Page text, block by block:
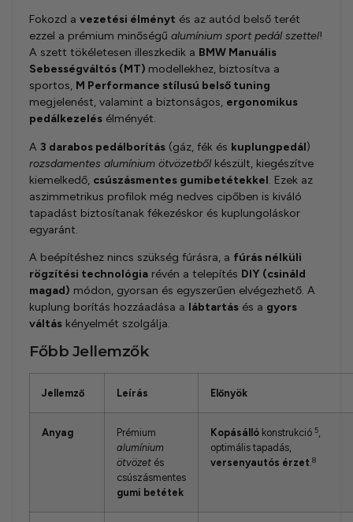
Fokozd avezetési élményt és az autód belső terét
ezzel a prémium minőségűalumínium sport pedál szettel!
A szett tökéletesen illeszkedik a BMW Manuális
Sebességváltós (MT) modellekhez, biztosítva a
sportos, M Performance stílusú belső tuning
megjelenést, valamint a biztonságos, ergonomikus
pedálkezelés élményét.
A3 darabos pedálborítás (gáz, fék és kuplungpedál)
rozsdamentes alumínium ötvözetből készült, kiegészítve
kiemelkedő, csúszásmentes gumibetétekkel. Ezek az
aszimmetrikus profilok még nedves cipőben is kiváló
tapadást biztosítanak fékezéskor és kuplungoláskor
egyaránt.
A beépítéshez nincs szükség fúrásra, a fúrás nélküli
rögzítési technológia révén a telepítés DIY (csináld
magad) módon, gyorsan és egyszerűen elvégezhető. A
kuplung borítás hozzáadása a lábtartás és a gyors
váltás kényelmét szolgálja.
Főbb Jellemzők
Jellemző Leírás Előnyök
Anyag
Prémium
alumínium
ötvözet és
csúszásmentes
gumi betétek
Kopásálló konstrukció 5,
optimális tapadás,
versenyautós érzet.8